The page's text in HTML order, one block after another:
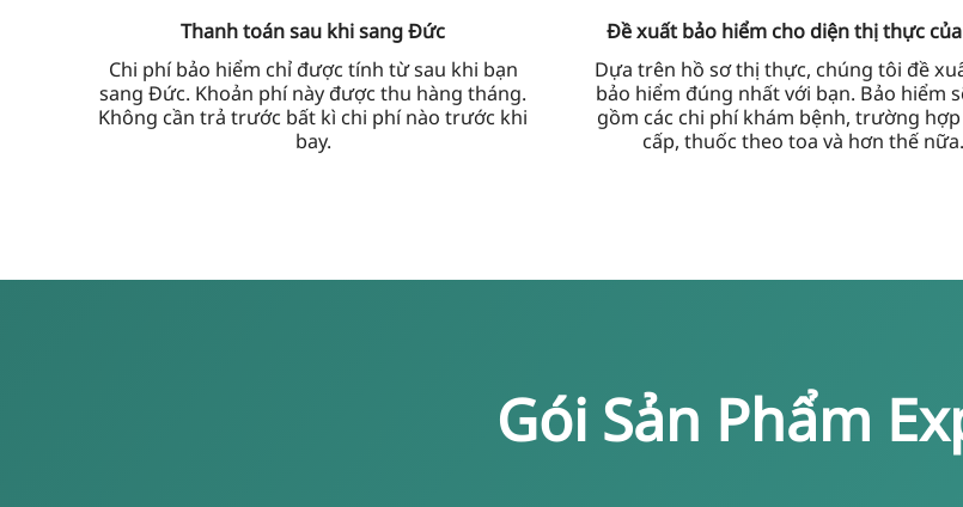
Thanh toán sau khi sang Đức
Chi phí bảo hiểm chỉ được tính từ sau khi bạn
sang Đức. Khoản phí này được thu hàng tháng.
Không cần trả trước bất kì chi phí nào trước khi
bay.
Đề xuất bảo hiểm cho diện thị thực
Dựa trên hồ sơ thị thực, chúng tôi đề
bảo hiểm đúng nhất với bạn. Bảo hiểm
gồm các chi phí khám bệnh, trường
cấp, thuốc theo toa và hơn thế nữa.
Gói Sản Phẩm